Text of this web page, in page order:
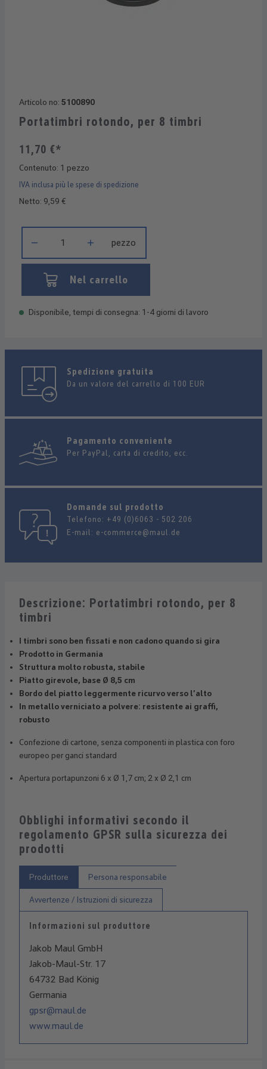
Articolo no: 5100890
Portatimbri rotondo, per 8 timbri
11,70 €*
Contenuto: 1 pezzo
IVA inclusa più le spese di spedizione
Netto: 9,59 €
pezzo
Nel carrello
Disponibile, tempi di consegna: 1-4 giorni di lavoro
Spedizione gratuita
Da un valore del carrello di 100 EUR
Pagamento conveniente
Per PayPal, carta di credito, ecc.
Domande sul prodotto
Telefono: +49 (0)6063 - 502 206
E-mail: e-commerce@maul.de
Descrizione: Portatimbri rotondo, per 8
timbri
I timbri sono ben fissati e non cadono quando si gira
Prodotto in Germania
Struttura molto robusta, stabile
Piatto girevole, base Ø 8,5 cm
Bordo del piatto leggermente ricurvo verso l’alto
In metallo verniciato a polvere: resistente ai graffi,
robusto
Confezione di cartone, senza componenti in plastica con foro
europeo per ganci standard
Apertura portapunzoni 6 x Ø 1,7 cm; 2 x Ø 2,1 cm
Obblighi informativi secondo il
regolamento GPSR sulla sicurezza dei
prodotti
Produttore Persona responsabile
Avvertenze / Istruzioni di sicurezza
Informazioni sul produttore
Jakob Maul GmbH
Jakob-Maul-Str. 17
64732 Bad König
Germania
gpsr@maul.de
www.maul.de